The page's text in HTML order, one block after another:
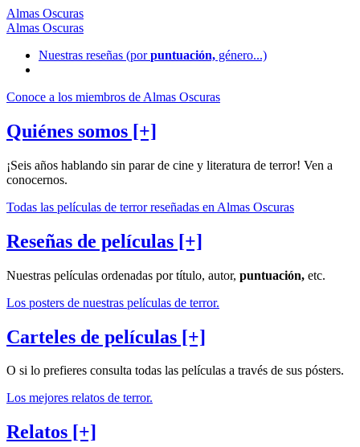
Almas Oscuras
Almas Oscuras
Nuestras reseñas (porpuntuación, género...)
Conoce a los miembros de Almas Oscuras
Quiénes somos [+]
¡Seis años hablando sin parar de cine y literatura de terror! Ven a
conocernos.
Todas las películas de terror reseñadas en Almas Oscuras
Reseñas de películas [+]
Nuestras películas ordenadas por título, autor, puntuación, etc.
Los posters de nuestras películas de terror.
Carteles de películas [+]
O si lo prefieres consulta todas las películas a través de sus pósters.
Los mejores relatos de terror.
Relatos [+]